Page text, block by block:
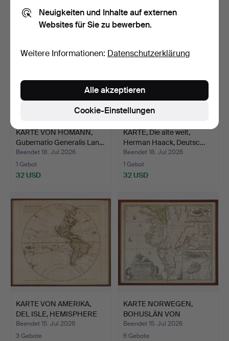
KARTE VON HOMANN,
Gubernatio Generalis Lan…
Beendet 18. Jul 2026
1 Gebot
32 USD
KARTE, Die alte welt,
Herman Haack, Deutsc…
Beendet 18. Jul 2026
1 Gebot
32 USD
KARTE VON AMERIKA,
DEL ISLE, HEMISPHERE
OC…
Beendet 15. Jul 2026
3 Gebote
KARTE NORWEGEN,
BOHUSLÄN VON
HOMANN, ca. 1…
Beendet 15. Jul 2026
6 Gebote
Neuigkeiten und Inhalte auf externen
Websites für Sie zu bewerben.
Weitere Informationen: Datenschutzerklärung
Cookie-Einstellungen
Alle akzeptieren